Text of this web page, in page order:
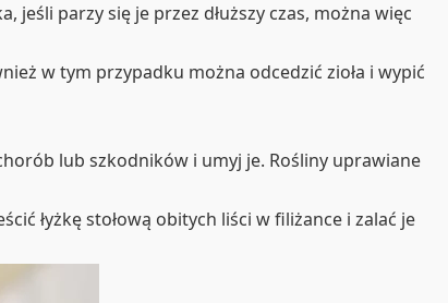
jeśli parzy się je przez dłuższy czas, można więc
w tym przypadku można odcedzić zioła i wypić
lub szkodników i umyj je. Rośliny uprawiane
łyżkę stołową obitych liści w filiżance i zalać je